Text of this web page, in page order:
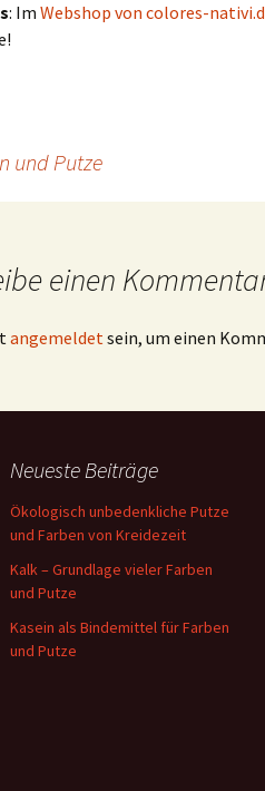
: Im Webshop von colores-
und Putze
einen
angemeldetsein, um einen
Neueste Beiträge
Ökologisch unbedenkliche Putze
und Farben von Kreidezeit
Kalk – Grundlage vieler Farben
und Putze
Kasein als Bindemittel für Farben
und Putze